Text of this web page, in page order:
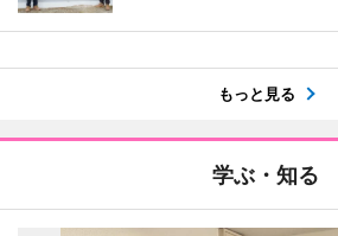
もっと見る
学ぶ・知る